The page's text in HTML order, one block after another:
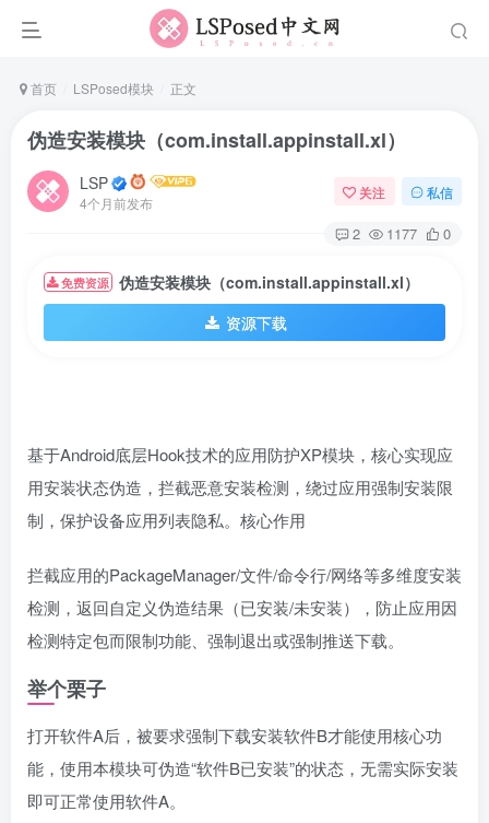
首页 LSPosed模块 正文
伪造安装模块（com.install.appinstall.xl）
LSP
4个月前发布
关注 私信
2 1177 0
免费资源 伪造安装模块（com.install.appinstall.xl）
资源下载
基于Android底层Hook技术的应用防护XP模块，核心实现应
用安装状态伪造，拦截恶意安装检测，绕过应用强制安装限
制，保护设备应用列表隐私。核心作用
拦截应用的PackageManager/文件/命令行/网络等多维度安装
检测，返回自定义伪造结果（已安装/未安装），防止应用因
检测特定包而限制功能、强制退出或强制推送下载。
举个栗子
打开软件A后，被要求强制下载安装软件B才能使用核心功
能，使用本模块可伪造“软件B已安装”的状态，无需实际安装
即可正常使用软件A。